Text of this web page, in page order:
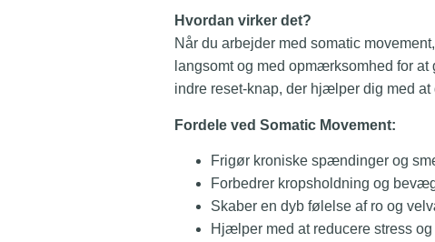
Hvordan virker det?
Når du arbejder med somatic
langsomt og med opmærksomhed for
indre reset-knap, der hjælper dig med
Fordele ved Somatic Movement:
Frigør kroniske spændinger og
Forbedrer kropsholdning og
Skaber en dyb følelse af ro og
Hjælper med at reducere stress